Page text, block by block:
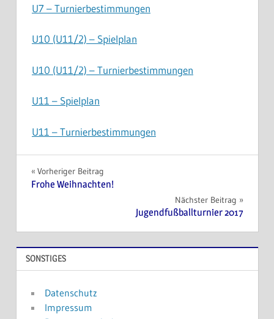
U7 – Turnierbestimmungen
U10 (U11/2) – Spielplan
U10 (U11/2) – Turnierbestimmungen
U11 – Spielplan
U11 – Turnierbestimmungen
Beitragsnavigation
Vorheriger Beitrag
Frohe Weihnachten!
Nächster Beitrag
Jugendfußballturnier 2017
SONSTIGES
Datenschutz
Impressum